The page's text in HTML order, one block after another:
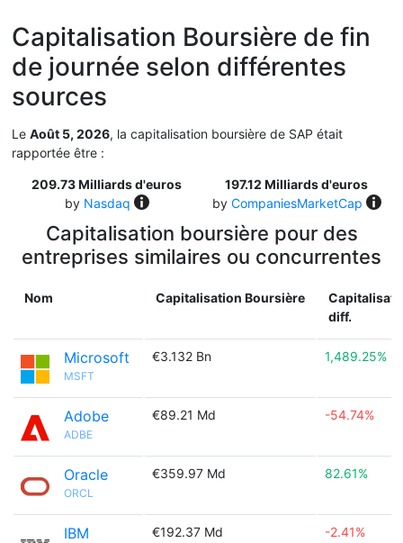
Capitalisation Boursière de fin
de journée selon différentes
sources
Le Août 5, 2026, la capitalisation boursière de SAP était
rapportée être :
209.73 Milliards d'euros
by Nasdaq
197.12 Milliards d'euros
by CompaniesMarketCap
Capitalisation boursière pour des
entreprises similaires ou concurrentes
Nom Capitalisation Boursière
diff.
Microsoft
MSFT
€3.132 Bn 1,489.25%
Adobe
ADBE
€89.21 Md -54.74%
Oracle
ORCL
€359.97 Md 82.61%
IBM €192.37 Md -2.41%